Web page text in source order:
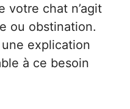
votre chat n’agit
ou obstination.
explication
à ce besoin